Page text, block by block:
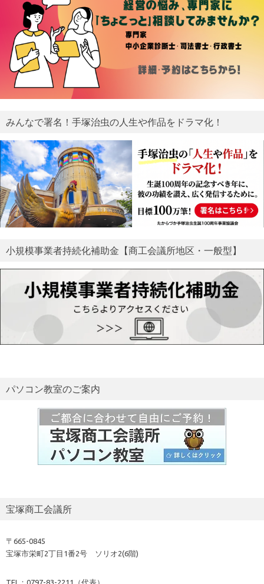
みんなで署名！手塚治虫の人生や作品をドラマ化！
小規模事業者持続化補助金【商工会議所地区・一般型】
パソコン教室のご案内
宝塚商工会議所
〒665-0845
宝塚市栄町2丁目1番2号 ソリオ2(6階)
TEL：0797-83-2211（代表）